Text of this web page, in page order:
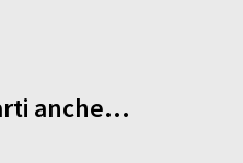
anche...